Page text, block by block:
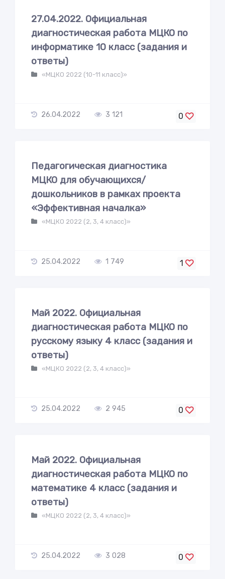
27.04.2022. Официальная
диагностическая работа МЦКО по
информатике 10 класс (задания и
ответы)
«МЦКО 2022 (10-11 класс)»
26.04.2022 3 121 0
Педагогическая диагностика
МЦКО для обучающихся/
дошкольников в рамках проекта
«Эффективная началка»
«МЦКО 2022 (2, 3, 4 класс)»
25.04.2022 1 749 1
Май 2022. Официальная
диагностическая работа МЦКО по
русскому языку 4 класс (задания и
ответы)
«МЦКО 2022 (2, 3, 4 класс)»
25.04.2022 2 945 0
Май 2022. Официальная
диагностическая работа МЦКО по
математике 4 класс (задания и
ответы)
«МЦКО 2022 (2, 3, 4 класс)»
25.04.2022 3 028 0